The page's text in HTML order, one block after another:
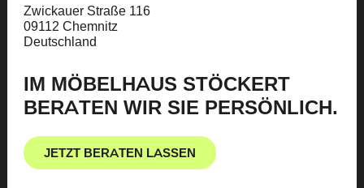
Zwickauer Straße 116
09112 Chemnitz
Deutschland
IM MÖBELHAUS STÖCKERT
BERATEN WIR SIE PERSÖNLICH.
JETZT BERATEN LASSEN